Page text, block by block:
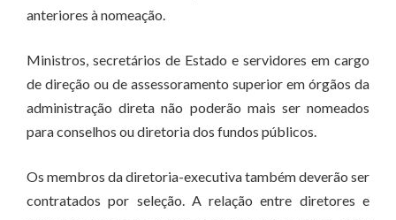
anteriores à nomeação.
Ministros, secretários de Estado e servidores em cargo
de direção ou de assessoramento superior em órgãos da
administração direta não poderão mais ser nomeados
para conselhos ou diretoria dos fundos públicos.
Os membros da diretoria-executiva também deverão ser
contratados por seleção. A relação entre diretores e